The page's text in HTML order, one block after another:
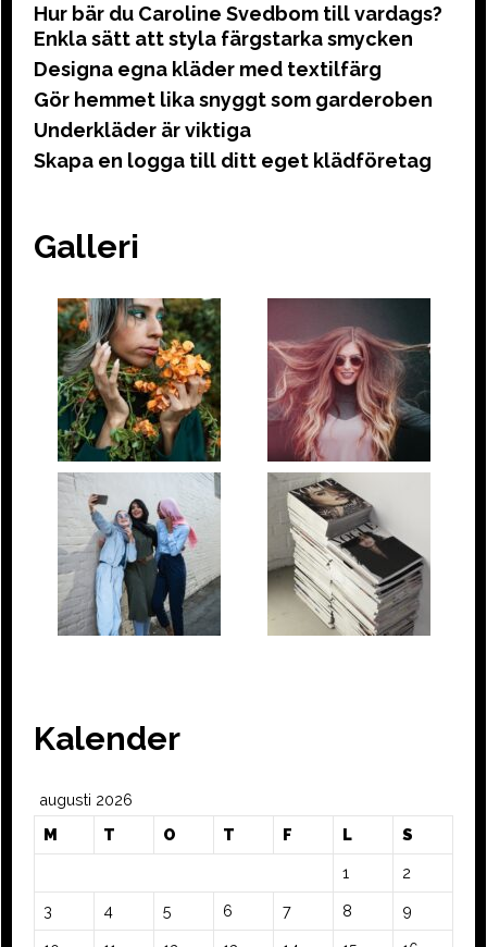
Hur bär du Caroline Svedbom till vardags?
Enkla sätt att styla färgstarka smycken
Designa egna kläder med textilfärg
Gör hemmet lika snyggt som garderoben
Underkläder är viktiga
Skapa en logga till ditt eget klädföretag
Galleri
Kalender
augusti 2026
M
T O T F L S
1 2
3 4 5 6 7 8 9